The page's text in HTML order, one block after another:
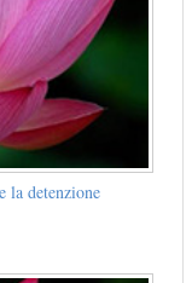
la detenzione